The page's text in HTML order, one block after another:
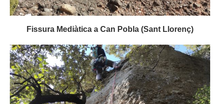
Fissura Mediàtica a Can Pobla (Sant Llorenç)